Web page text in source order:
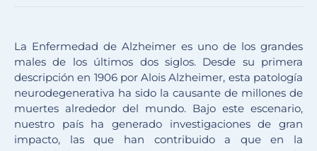
La Enfermedad de Alzheimer es uno de los grandes
males de los últimos dos siglos. Desde su primera
descripción en 1906 por Alois Alzheimer, esta patología
neurodegenerativa ha sido la causante de millones de
muertes alrededor del mundo. Bajo este escenario,
nuestro país ha generado investigaciones de gran
impacto, las que han contribuido a que en la